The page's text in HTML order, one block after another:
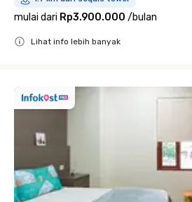
mulai dari Rp3.900.000 /bulan
Lihat info lebih banyak